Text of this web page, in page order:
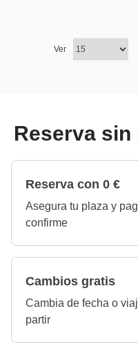
Ver
Reserva
Reserva con 0 €
Asegura tu plaza y
confirme
Cambios gratis
Cambia de fecha o
partir